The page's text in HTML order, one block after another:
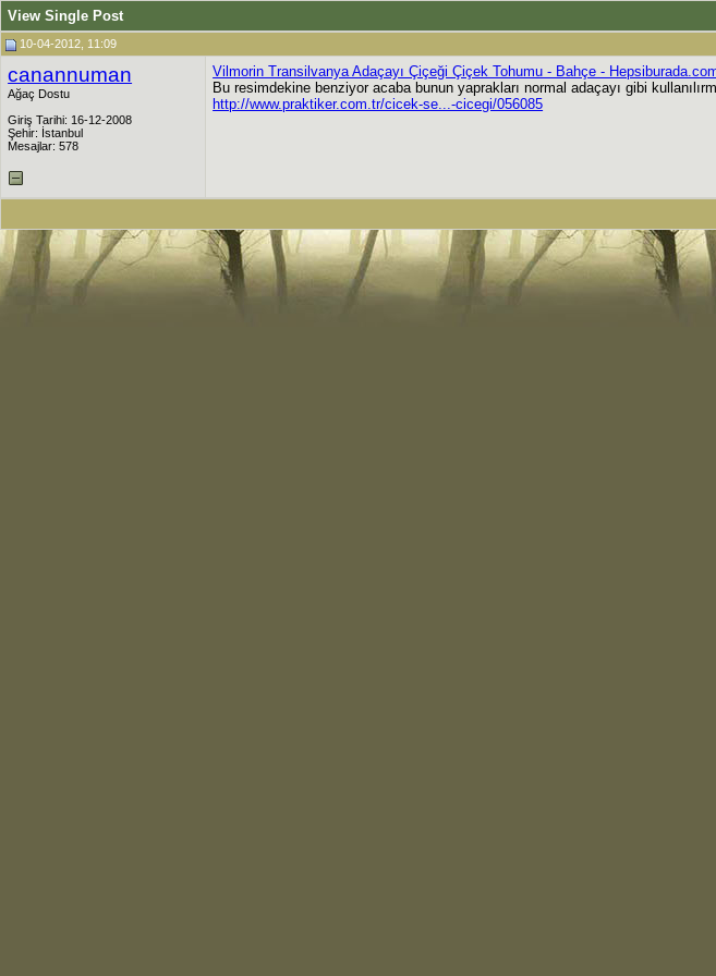
View Single Post
10-04-2012, 11:09
canannuman
Ağaç Dostu
Giriş Tarihi: 16-12-2008
Şehir: İstanbul
Mesajlar: 578
Vilmorin Transilvanya Adaçayı Çiçeği Çiçek Tohumu - Bahçe -
Bu resimdekine benziyor acaba bunun yaprakları normal adaçayı gibi
http://www.praktiker.com.tr/cicek-se...-cicegi/056085